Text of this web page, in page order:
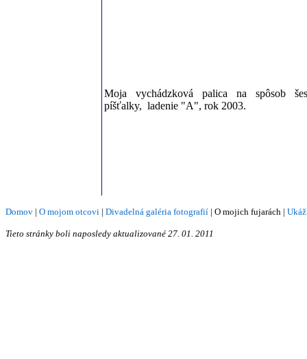
Moja vychádzková palica na spôsob
píšťalky, ladenie "A", rok 2003.
Domov | O mojom otcovi | Divadelná galéria fotografií | O mojich fujarách |
Tieto stránky boli naposledy aktualizované 27. 01. 2011